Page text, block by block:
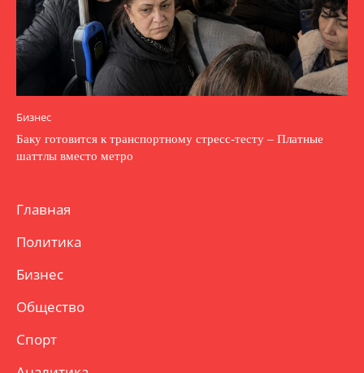
Бизнес
Баку готовится к транспортному стресс-тесту – Платные
шаттлы вместо метро
Главная
Политика
Бизнес
Общество
Спорт